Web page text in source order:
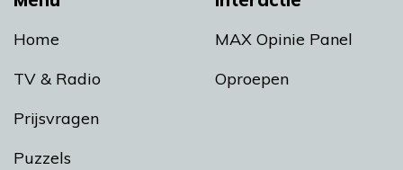
Home
TV & Radio
Prijsvragen
Puzzels
MAX Opinie Panel
Oproepen